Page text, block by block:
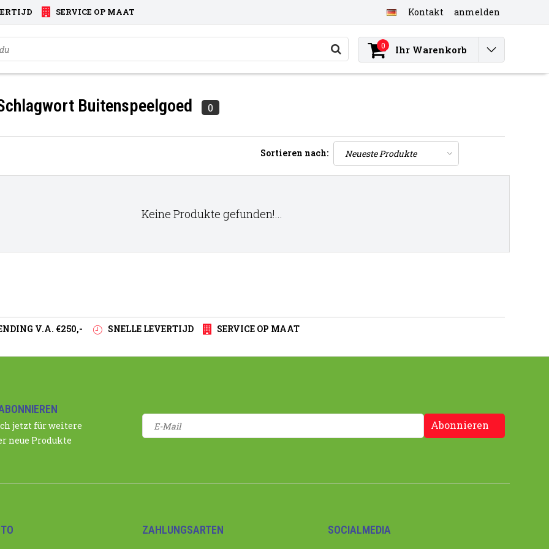
SERVICE OP MAAT Kontakt anmelden
0 Ihr Warenkorb
Buitenspeelgoed 0
Sortieren nach:
Keine Produkte gefunden!...
V.A. €250,- SNELLE LEVERTIJD SERVICE OP MAAT
jetzt für weitere
neue Produkte
Abonnieren
ZAHLUNGSARTEN SOCIALMEDIA